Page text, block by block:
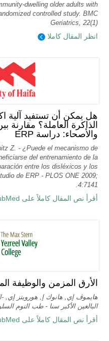
dwelling older adults with
controlled study. BMC
Geriatrics, 22(1)
انظر المقال كاملا
هل يمكن أن تستفيد آلية
الذاكرة العاملة؟
والأصحاء: دراسة ERP
Z. - ¿Puede el mecanismo de
del entrenamiento de la
entre los disléxicos y los
de ERP - PLOS ONE 2009;
4:7141.
أقرأ نص المقال كاملاً على PubMed
الأرق المزمن والوظيفة
هايموڤ إي, هانوك إ, هورويتز إي, -
البالغين الأكبر سنا - طب النوم السلوكي 2008;
أقرأ نص المقال كاملاً على PubMed